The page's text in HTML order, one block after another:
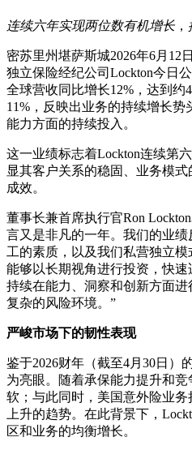
连续六年实现两位数有机增长，
密苏里州堪萨斯城2026年6月12
独立保险经纪公司Lockton今日
全球营收同比增长12%，达到约
11%，反映出业务的持续增长
能力方面的持续投入。
这一业绩标志着Lockton连续第
显其客户关系的稳固、业务模
成效。
董事长兼首席执行官Ron
言又是非凡的一年。我们的业
工的素质，以及我们私营独立
能够以长期视角进行投资，快
持续在能力、洞察和创新方面
复杂的风险环境。”
严峻市场下的韧性表现
鉴于2026财年（截至4月30日）
为亮眼。随着承保能力提升和
软；与此同时，美国意外险业
上升的趋势。在此背景下，
区和业务的均衡增长。